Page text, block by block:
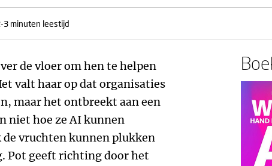
3 minuten leestijd
de vloer om hen te helpen
valt haar op dat organisaties
maar het ontbreekt aan een
niet hoe ze AI kunnen
vruchten kunnen plukken
Pot geeft richting door het